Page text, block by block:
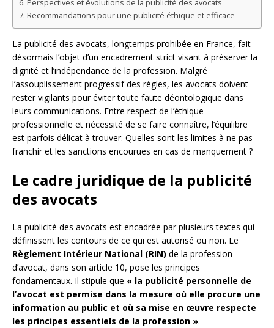
Perspectives et évolutions de la publicité des avocats
Recommandations pour une publicité éthique et efficace
La publicité des avocats, longtemps prohibée en France, fait
désormais l’objet d’un encadrement strict visant à préserver la
dignité et l’indépendance de la profession. Malgré
l’assouplissement progressif des règles, les avocats doivent
rester vigilants pour éviter toute faute déontologique dans
leurs communications. Entre respect de l’éthique
professionnelle et nécessité de se faire connaître, l’équilibre
est parfois délicat à trouver. Quelles sont les limites à ne pas
franchir et les sanctions encourues en cas de manquement ?
Le cadre juridique de la publicité
des avocats
La publicité des avocats est encadrée par plusieurs textes qui
définissent les contours de ce qui est autorisé ou non. Le
Règlement Intérieur National (RIN) de la profession
d’avocat, dans son article 10, pose les principes
fondamentaux. Il stipule que « la publicité personnelle de
l’avocat est permise dans la mesure où elle procure une
information au public et où sa mise en œuvre respecte
les principes essentiels de la profession ».